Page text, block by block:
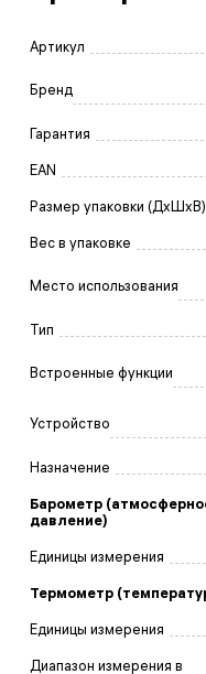
Артикул
Бренд
Гарантия
EAN
Размер упаковки (ДxШxВ)
Вес в упаковке
Место использования
Тип
Встроенные функции
Устройство
Назначение
Барометр
давление)
Единицы измерения
Термометр
Единицы измерения
Диапазон измерения в